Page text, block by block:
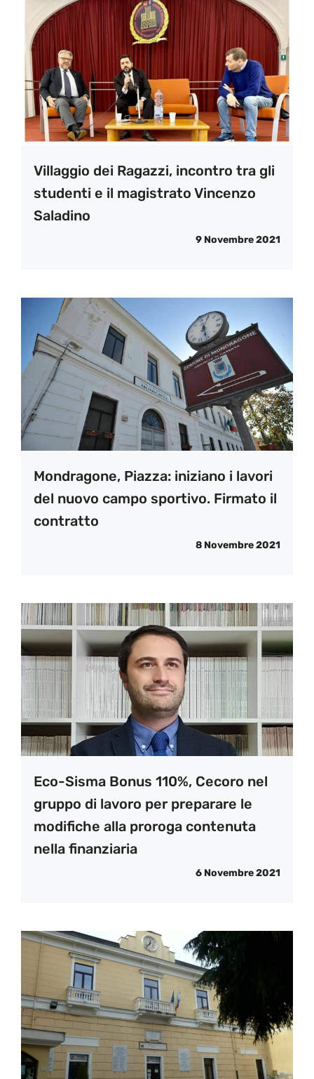
Villaggio dei Ragazzi, incontro tra gli
studenti e il magistrato Vincenzo
Saladino
9 Novembre 2021
Mondragone, Piazza: iniziano i lavori
del nuovo campo sportivo. Firmato il
contratto
8 Novembre 2021
Eco-Sisma Bonus 110%, Cecoro nel
gruppo di lavoro per preparare le
modifiche alla proroga contenuta
nella finanziaria
6 Novembre 2021